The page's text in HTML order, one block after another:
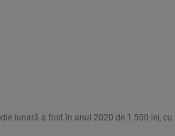
lunară a fost în anul 2020 de 1.500 lei,